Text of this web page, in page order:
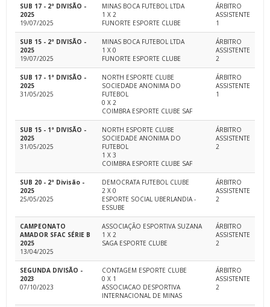
SUB 17 - 2ª DIVISÃO -
2025
19/07/2025
MINAS BOCA FUTEBOL LTDA
1 X 2
FUNORTE ESPORTE CLUBE
ÁRBITRO
ASSISTENTE
1
SUB 15 - 2ª DIVISÃO -
2025
19/07/2025
MINAS BOCA FUTEBOL LTDA
1 X 0
FUNORTE ESPORTE CLUBE
ÁRBITRO
ASSISTENTE
2
SUB 17 - 1ª DIVISÃO -
2025
31/05/2025
NORTH ESPORTE CLUBE
SOCIEDADE ANONIMA DO
FUTEBOL
0 X 2
COIMBRA ESPORTE CLUBE SAF
ÁRBITRO
ASSISTENTE
1
SUB 15 - 1ª DIVISÃO -
2025
31/05/2025
NORTH ESPORTE CLUBE
SOCIEDADE ANONIMA DO
FUTEBOL
1 X 3
COIMBRA ESPORTE CLUBE SAF
ÁRBITRO
ASSISTENTE
2
SUB 20 - 2ª Divisão -
2025
25/05/2025
DEMOCRATA FUTEBOL CLUBE
2 X 0
ESPORTE SOCIAL UBERLANDIA -
ESSUBE
ÁRBITRO
ASSISTENTE
2
CAMPEONATO
AMADOR SFAC SÉRIE B
2025
13/04/2025
ASSOCIAÇÃO ESPORTIVA SUZANA
1 X 2
SAGA ESPORTE CLUBE
ÁRBITRO
ASSISTENTE
2
SEGUNDA DIVISÃO -
2023
07/10/2023
CONTAGEM ESPORTE CLUBE
0 X 1
ASSOCIACAO DESPORTIVA
INTERNACIONAL DE MINAS
ÁRBITRO
ASSISTENTE
2